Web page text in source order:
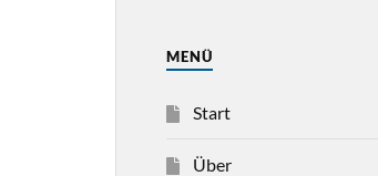
MENÜ
Start
Über